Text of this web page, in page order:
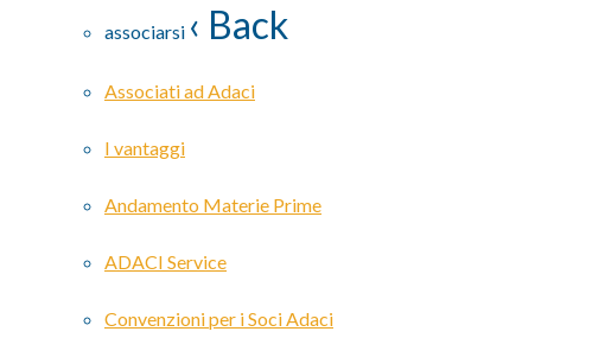
associarsi ‹ Back
Associati ad Adaci
I vantaggi
Andamento Materie Prime
ADACI Service
Convenzioni per i Soci Adaci